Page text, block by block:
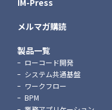
メルマガ購読
製品一覧
ローコード開発
システム共通基盤
ワークフロー
BPM